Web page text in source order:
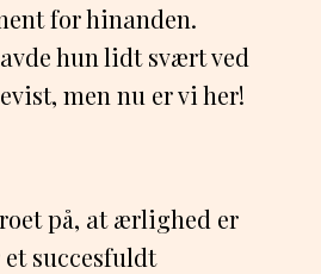
for hinanden.
hun lidt svært ved
men nu er vi her!
på, at ærlighed er
succesfuldt